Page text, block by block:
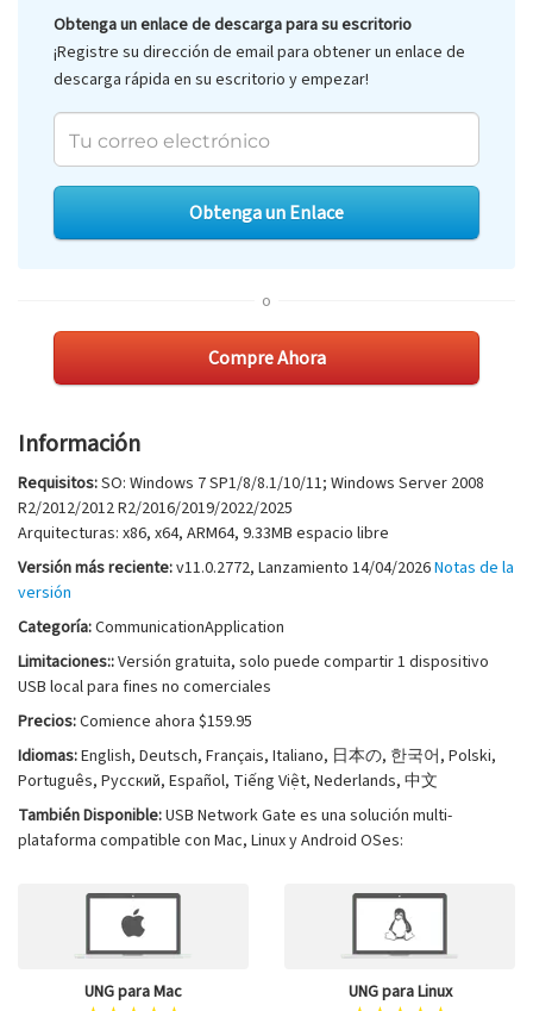
Obtenga un enlace de descarga para su escritorio
¡Registre su dirección de email para obtener un enlace de
descarga rápida en su escritorio y empezar!
Obtenga un Enlace
o
Compre Ahora
Información
Requisitos:SO: Windows 7 SP1/8/8.1/10/11; Windows Server 2008
R2/2012/2012 R2/2016/2019/2022/2025
Arquitecturas: x86, x64, ARM64, 9.33MB espacio libre
Versión más reciente:v11.0.2772, Lanzamiento 14/04/2026Notas de la
versión
Categoría:CommunicationApplication
Limitaciones::Versión gratuita, solo puede compartir 1 dispositivo
USB local para fines no comerciales
Precios:Comience ahora $159.95
Idiomas:English, Deutsch, Français, Italiano, 日本の, 한국어, Polski,
Português, Русский, Español, Tiếng Việt, Nederlands, 中文
También Disponible:USB Network Gate es una solución multi-
plataforma compatible con Mac, Linux y Android OSes:
UNG para Mac UNG para Linux